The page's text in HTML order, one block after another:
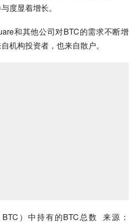
度显着增长。
和其他公司对BTC的需求不断增
机构投资者，也来自散户。
）中持有的BTC总数  来源：